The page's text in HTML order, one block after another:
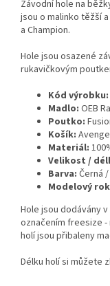
Závodní hole na
jsou o malinko těžší
a Champion.
Hole jsou osazené
rukavičkovým
Kód výrobku:
Madlo: OEB
Poutko:
Košík:
Materiál:
Velikost /
Barva: Černá
Modelový rok
Hole jsou dodávány
označením freesize -
holí jsou přibaleny
Délku holí si můžete